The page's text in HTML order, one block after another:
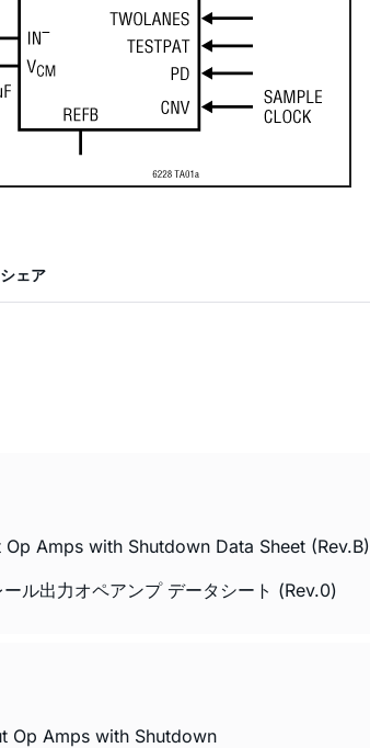
シェア
Amps with Shutdown Data Sheet (Rev.B)
ル出力オペアンプ データシート (Rev.0)
Op Amps with Shutdown